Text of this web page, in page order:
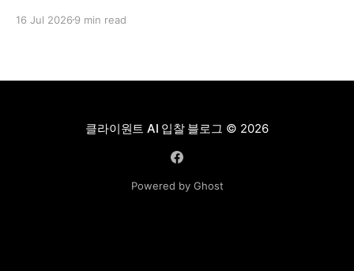
16 Jul 2026 9 min read
클라이원트 AI 입찰 블로그 © 2026
Powered by Ghost